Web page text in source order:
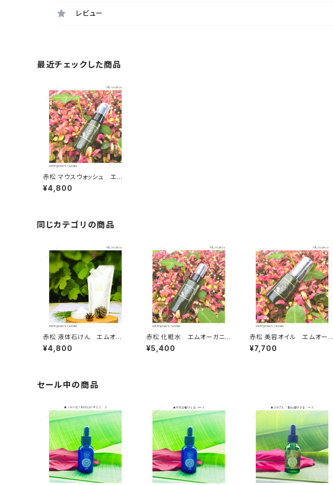
レビュー
最近チェックした商品
赤松 マウスウォッシュ エム
オーガニクス
¥4,800
同じカテゴリの商品
赤松 液体石けん エムオー
ガニクス
¥4,800
赤松 化粧水 エムオーガニク
ス
¥5,400
赤松 美容オイル エムオーガ
ニクス
¥7,700
セール中の商品